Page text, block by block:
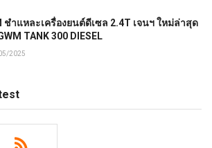
ชำแหละเครื่องยนต์ดีเซล 2.4T เจนฯ ใหม่ล่าสุด
TANK 300 DIESEL
2025